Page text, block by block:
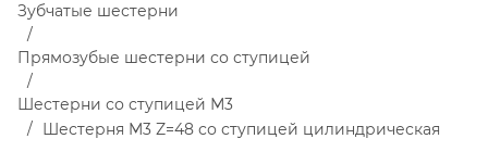
Зубчатые шестерни
Прямозубые шестерни со ступицей
Шестерни со ступицей М3
Шестерня M3 Z=48 со ступицей цилиндрическая